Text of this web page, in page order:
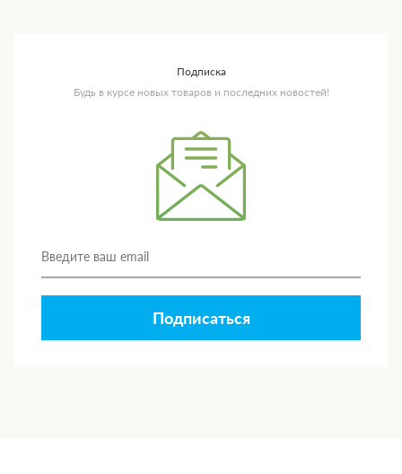
Подписка
Будь в курсе новых товаров и последних новостей!
Подписаться